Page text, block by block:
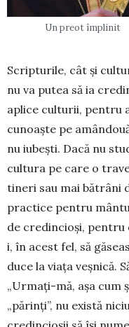
Un preot împlinit
Scripturile, cât și
nu va putea să ia
aplice culturii, pentru
cunoaște pe
nu iubești. Dacă nu
cultura pe care o
tineri sau mai bătrâni
practice pentru
de credincioși, pentru
i, în acest fel, să
duce la viața veșnică.
„Urmați-mă, așa cum
„părinți”, nu există